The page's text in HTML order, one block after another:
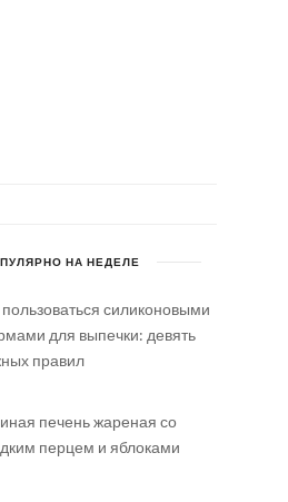
НА НЕДЕЛЕ
пользоваться силиконовыми
для выпечки: девять
правил
печень жареная со
перцем и яблоками